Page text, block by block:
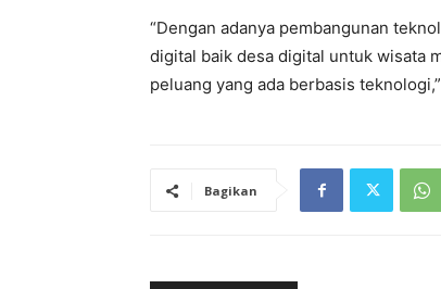
“Dengan adanya pembangunan
digital baik desa digital untuk wisata
peluang yang ada berbasis
Bagikan